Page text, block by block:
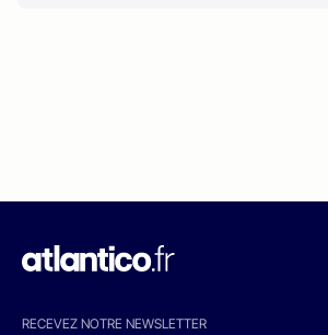
RECEVEZ NOTRE NEWSLETTER